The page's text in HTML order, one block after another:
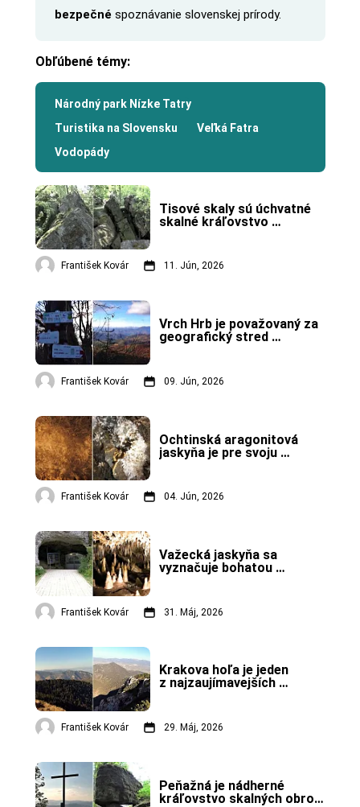
bezpečné spoznávanie slovenskej prírody.
Obľúbené témy:
Národný park Nízke Tatry
Turistika na Slovensku
Veľká Fatra
Vodopády
Tisové skaly sú úchvatné
skalné kráľovstvo
František Kovár 11. Jún, 2026
Vrch Hrb je považovaný za
geografický stred
František Kovár 09. Jún, 2026
Ochtinská aragonitová
jaskyňa je pre svoju
František Kovár 04. Jún, 2026
Važecká jaskyňa sa
vyznačuje bohatou
František Kovár 31. Máj, 2026
Krakova hoľa je jeden
z najzaujímavejších
František Kovár 29. Máj, 2026
Peňažná je nádherné
kráľovstvo skalných obrov